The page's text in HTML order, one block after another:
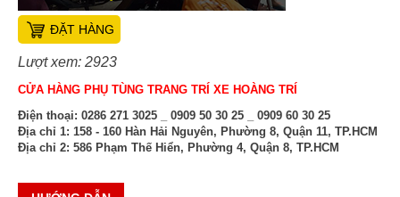
ĐẶT HÀNG
Lượt xem: 2923
CỬA HÀNG PHỤ TÙNG TRANG TRÍ XE HOÀNG TRÍ
Điện thoại: 0286 271 3025 _ 0909 50 30 25 _ 0909 60 30 25
Địa chỉ 1: 158 - 160 Hàn Hải Nguyên, Phường 8, Quận 11, TP.HCM
Địa chỉ 2: 586 Phạm Thế Hiển, Phường 4, Quận 8, TP.HCM